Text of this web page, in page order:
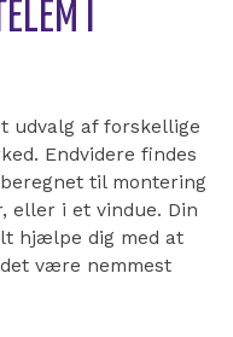
I
udvalg af forskellige
Endvidere findes
til montering
eller i et vindue. Din
hjælpe dig med at
være nemmest